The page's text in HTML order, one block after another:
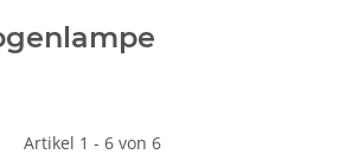
Artikel 1 - 6 von 6